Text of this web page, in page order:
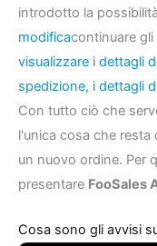
introdotto la
modificacontinuare
visualizzare i dettagli
spedizione, i dettagli
Con tutto ciò che
l'unica cosa che resta
un nuovo ordine. Per
presentare FooSales
Cosa sono gli avvisi